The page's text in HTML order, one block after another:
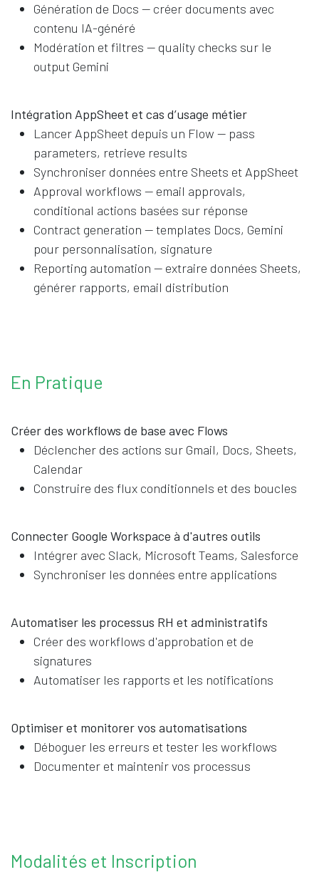
Génération de Docs — créer documents avec
contenu IA-généré
Modération et filtres — quality checks sur le
output Gemini
Intégration AppSheet et cas d’usage métier
Lancer AppSheet depuis un Flow — pass
parameters, retrieve results
Synchroniser données entre Sheets et AppSheet
Approval workflows — email approvals,
conditional actions basées sur réponse
Contract generation — templates Docs, Gemini
pour personnalisation, signature
Reporting automation — extraire données Sheets,
générer rapports, email distribution
En Pratique
Créer des workflows de base avec Flows
Déclencher des actions sur Gmail, Docs, Sheets,
Calendar
Construire des flux conditionnels et des boucles
Connecter Google Workspace à d'autres outils
Intégrer avec Slack, Microsoft Teams, Salesforce
Synchroniser les données entre applications
Automatiser les processus RH et administratifs
Créer des workflows d'approbation et de
signatures
Automatiser les rapports et les notifications
Optimiser et monitorer vos automatisations
Déboguer les erreurs et tester les workflows
Documenter et maintenir vos processus
Modalités et Inscription